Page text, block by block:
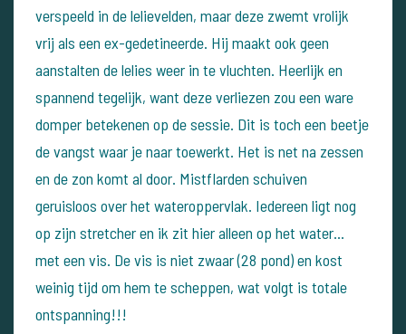
verspeeld in de lelievelden, maar deze zwemt vrolijk
vrij als een ex-gedetineerde. Hij maakt ook geen
aanstalten de lelies weer in te vluchten. Heerlijk en
spannend tegelijk, want deze verliezen zou een ware
domper betekenen op de sessie. Dit is toch een beetje
de vangst waar je naar toewerkt. Het is net na zessen
en de zon komt al door. Mistflarden schuiven
geruisloos over het wateroppervlak. Iedereen ligt nog
op zijn stretcher en ik zit hier alleen op het water...
met een vis. De vis is niet zwaar (28 pond) en kost
weinig tijd om hem te scheppen, wat volgt is totale
ontspanning!!!